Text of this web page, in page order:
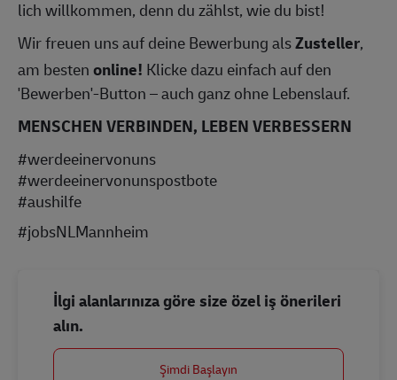
lich willkommen, denn du zählst, wie du bist!
Wir freuen uns auf deine Bewerbung alsZusteller,
am bestenonline! Klicke dazu einfach auf den
'Bewerben'-Button – auch ganz ohne Lebenslauf.
MENSCHEN VERBINDEN, LEBEN VERBESSERN
#werdeeinervonuns
#werdeeinervonunspostbote
#aushilfe
#jobsNLMannheim
İlgi alanlarınıza göre size özel iş önerileri
alın.
Şimdi Başlayın